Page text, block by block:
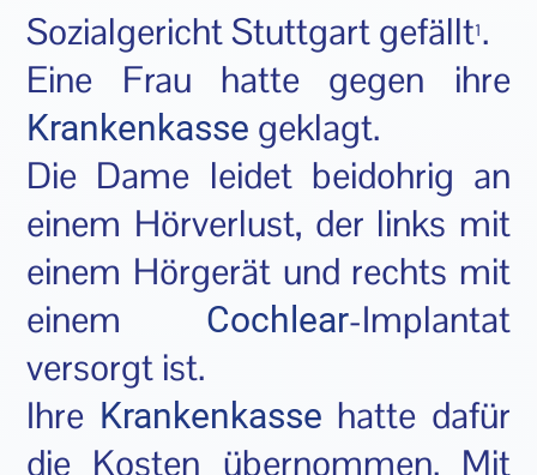
Sozialgericht Stuttgart gefällt1.
Eine Frau hatte gegen ihre
Krankenkasse geklagt.
Die Dame leidet beidohrig an
einem Hörverlust, der links mit
einem Hörgerät und rechts mit
einem Cochlear-Implantat
versorgt ist.
Ihre Krankenkasse hatte dafür
die Kosten übernommen. Mit